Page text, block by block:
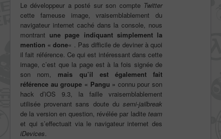
Le développeur a posté sur son compte Twitter
cette fameuse image, vraisemblablement du
navigateur internet caché dans la console, nous
montrant une page indiquant simplement la
mention « done« . Pas difficile de deviner à quoi
il fait référence. Ce qui est intéressant dans cette
image, c’est que la page est à la fois signée de
son nom, mais qu’il est également fait
référence au groupe « Pangu » connu pour son
hack d’iOS 9.3, la faille vraisemblablement
utilisée provenant sans doute du semi-jailbreak
de la version en question, révélée par ladite team
et qui s’effectuait via le navigateur internet des
iDevices.